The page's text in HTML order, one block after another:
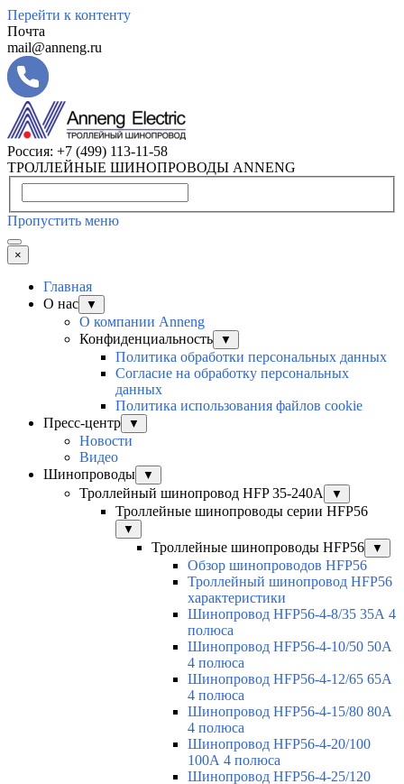
Перейти к контенту
Почта
mail@anneng.ru
Россия: +7 (499) 113-11-58
ТРОЛЛЕЙНЫЕ ШИНОПРОВОДЫ ANNENG
Пропустить меню
×
Главная
О нас
▼
О компании Anneng
Конфиденциальность
▼
Политика обработки персональных данных
Согласие на обработку персональных
данных
Политика использования файлов cookie
Пресс-центр
▼
Новости
Видео
Шинопроводы
▼
Троллейный шинопровод HFP 35-240А ▼
Троллейные шинопроводы серии HFP56
▼
Троллейные шинопроводы HFP56 ▼
Обзор шинопроводов HFP56
Троллейный шинопровод HFP56
характеристики
Шинопровод HFP56-4-8/35 35А 4
полюса
Шинопровод HFP56-4-10/50 50А
4 полюса
Шинопровод HFP56-4-12/65 65А
4 полюса
Шинопровод HFP56-4-15/80 80А
4 полюса
Шинопровод HFP56-4-20/100
100А 4 полюса
Шинопровод HFP56-4-25/120